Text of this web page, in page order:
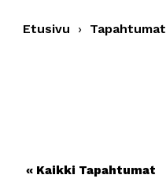
Etusivu › Tapahtumat
« Kaikki Tapahtumat